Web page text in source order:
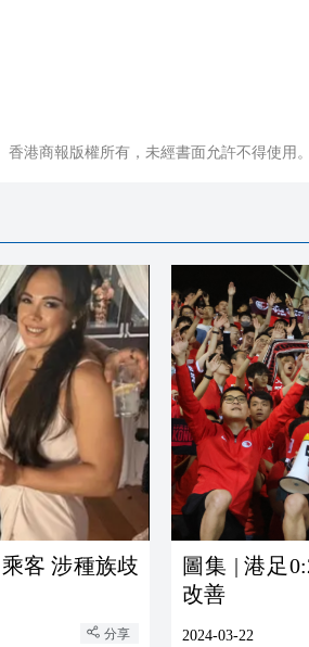
香港商報版權所有，未經書面允許不得使用。
客 涉種族歧
分享
圖集 | 港足
改善
2024-03-22